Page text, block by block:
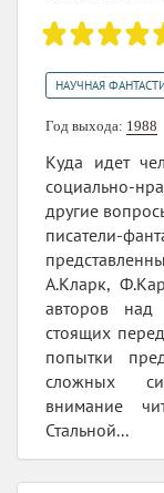
НАУЧНАЯ
Год выхода: 1988
Куда идет
социально-
другие
писатели-
А.Кларк,
авторов
стоящих
попытки
сложных
внимание
Стальной...